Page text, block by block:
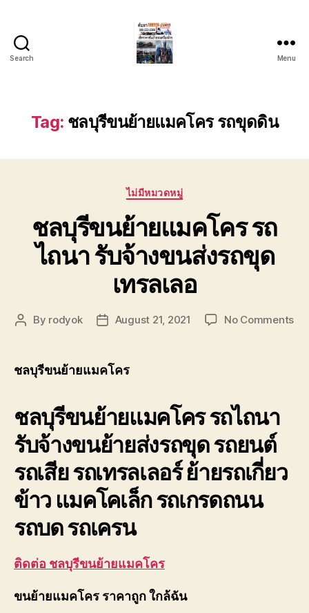
Search
ลาก
รถ
ชลบุรี
ชั่วโมง
0802220366
Menu
Tag: ชลบุรีขนย้ายแมคโคร รถขุดดิน
Categories
ไม่มีหมวดหมู่
ชลบุรีขนย้ายแมคโคร รถ
ไถนา รับจ้างขนส่งรถขุด
เทรลเลอ
Post
By rodyok
PostAugust 21, 2021 No Commentson
ชลบุรีขนย้ายแมคโคร
ชลบุรีขนย้ายแมคโคร รถไถนา
รับจ้างขนย้ายส่งรถขุด รถยนต์
รถเสีย รถเทรลเลอร์ ย้ายรถเกี่ยว
ข้าว แมคโคเล็ก รถเกรดถนน
รถบด รถเครน
ติดต่อ ชลบุรีขนย้ายแมคโคร
ขนย้ายแมคโคร ราคาถูก ใกล้ฉัน